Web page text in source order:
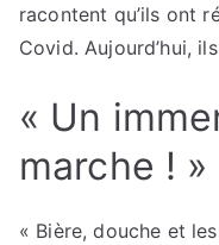
racontent qu’ils ont
Covid. Aujourd’hui,
« Un
marche ! »
« Bière, douche et